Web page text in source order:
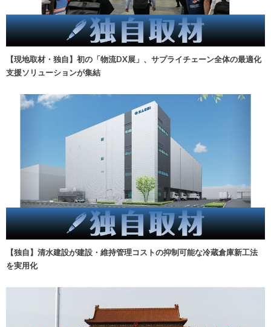
【現地取材・独自】初の「物流DX展」、サプライチェーン全体の最適化
支援ソリューションが集結
【独自】清水建設が建設・維持管理コストの抑制可能な冷蔵倉庫新工法
を実用化